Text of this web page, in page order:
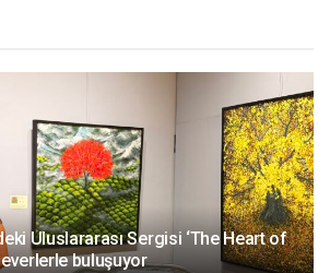
Uluslararası Sergisi ‘The Heart of
buluşuyor